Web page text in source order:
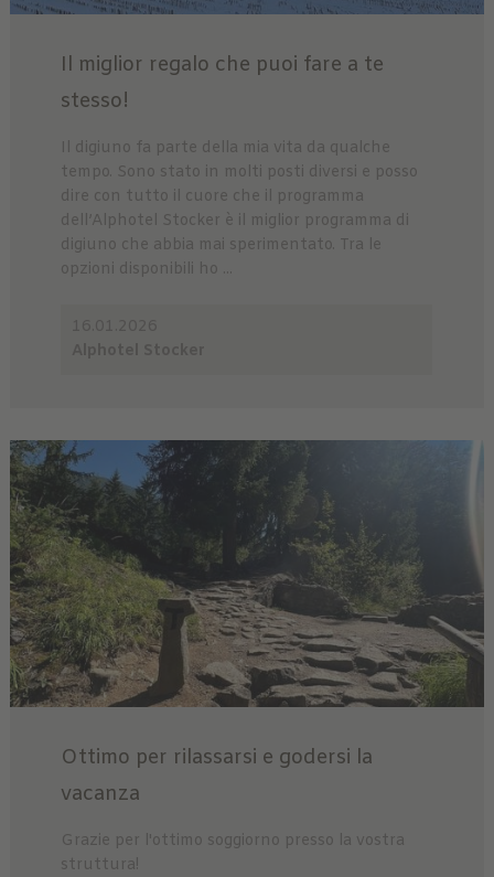
Il miglior regalo che puoi fare a te
stesso!
Il digiuno fa parte della mia vita da qualche
tempo. Sono stato in molti posti diversi e posso
dire con tutto il cuore che il programma
dell’Alphotel Stocker è il miglior programma di
digiuno che abbia mai sperimentato. Tra le
opzioni disponibili ho ...
Ottimo per rilassarsi e godersi la
vacanza
Grazie per l'ottimo soggiorno presso la vostra
struttura!